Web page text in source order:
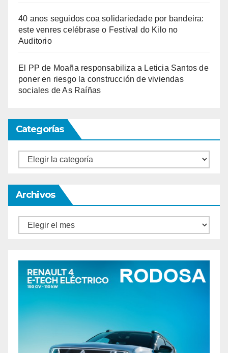
40 anos seguidos coa solidariedade por bandeira:
este venres celébrase o Festival do Kilo no
Auditorio
El PP de Moaña responsabiliza a Leticia Santos de
poner en riesgo la construcción de viviendas
sociales de As Raíñas
Categorías
Categorías
Archivos
Archivos